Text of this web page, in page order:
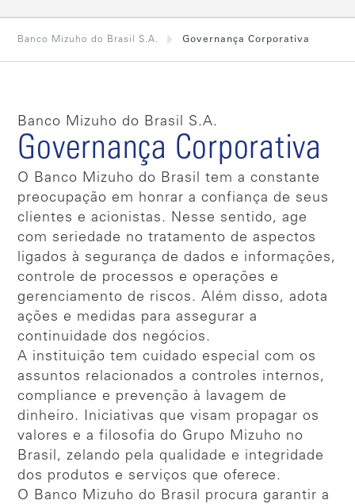
Banco Mizuho do Brasil S.A. Governança Corporativa
Banco Mizuho do Brasil S.A.
Governança Corporativa
O Banco Mizuho do Brasil tem a constante
preocupação em honrar a confiança de seus
clientes e acionistas. Nesse sentido, age
com seriedade no tratamento de aspectos
ligados à segurança de dados e informações,
controle de processos e operações e
gerenciamento de riscos. Além disso, adota
ações e medidas para assegurar a
continuidade dos negócios.
A instituição tem cuidado especial com os
assuntos relacionados a controles internos,
compliance e prevenção à lavagem de
dinheiro. Iniciativas que visam propagar os
valores e a filosofia do Grupo Mizuho no
Brasil, zelando pela qualidade e integridade
dos produtos e serviços que oferece.
O Banco Mizuho do Brasil procura garantir a